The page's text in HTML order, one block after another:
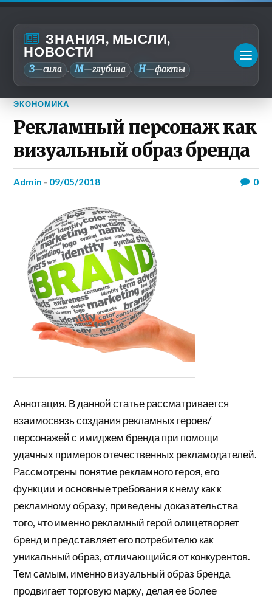
ЗНАНИЯ, МЫСЛИ,
НОВОСТИ
З—сила . М—глубина . Н—факты
ЭКОНОМИКА
Рекламный персонаж как
визуальный образ бренда
admin - 09/05/2018 0
Аннотация. В данной статье рассматривается
взаимосвязь создания рекламных героев/
персонажей с имиджем бренда при помощи
удачных примеров отечественных рекламодателей.
Рассмотрены понятие рекламного героя, его
функции и основные требования к нему как к
рекламному образу, приведены доказательства
того, что именно рекламный герой олицетворяет
бренд и представляет его потребителю как
уникальный образ, отличающийся от конкурентов.
Тем самым, именно визуальный образ бренда
продвигает торговую марку, делая ее более